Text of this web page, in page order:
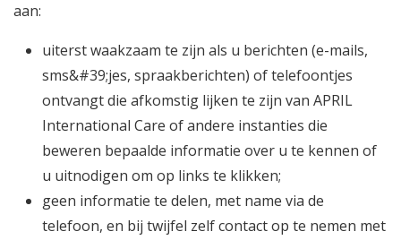
aan:
uiterst waakzaam te zijn als u berichten (e-mails,
sms&#39;jes, spraakberichten) of telefoontjes
ontvangt die afkomstig lijken te zijn van APRIL
International Care of andere instanties die
beweren bepaalde informatie over u te kennen of
u uitnodigen om op links te klikken;
geen informatie te delen, met name via de
telefoon, en bij twijfel zelf contact op te nemen met